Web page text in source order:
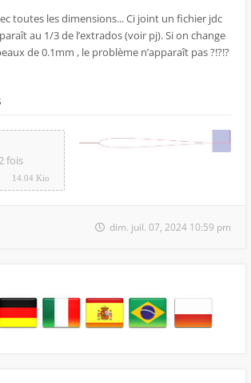
toutes les dimensions... Ci joint un fichier jdc
au 1/3 de l’extrados (voir pj). Si on change
de 0.1mm , le problème n’apparaît pas ?!?!?
fois
14.04 Kio
dim. juil. 07, 2024 10:59 pm